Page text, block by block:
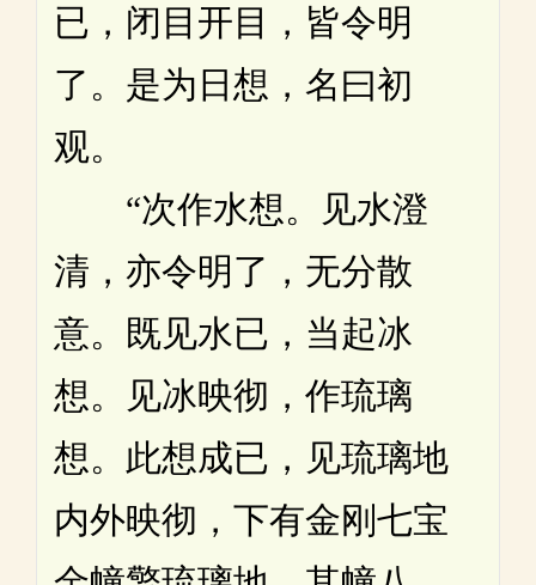
已，闭目开目，皆令明
了。是为日想，名曰初
观。
“次作水想。见水澄
清，亦令明了，无分散
意。既见水已，当起冰
想。见冰映彻，作琉璃
想。此想成已，见琉璃地
内外映彻，下有金刚七宝